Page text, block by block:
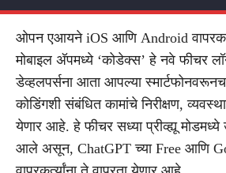
ओपन एआयने iOS आणि Android
मोबाइल अ‍ॅपमध्ये ‘कोडेक्स’ हे नवे फीचर
डेव्हलपर्सना आता आपल्या
कोडिंगशी संबंधित कामांचे निरीक्षण,
येणार आहे. हे फीचर सध्या प्रीव्ह्यू
आले असून, ChatGPT च्या Free आणि